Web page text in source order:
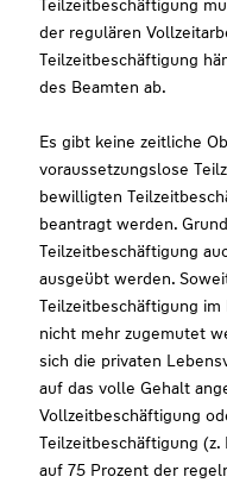
Teilzeitbeschäftigung
der regulären
Teilzeitbeschäftigung
des Beamten ab.
Es gibt keine zeitliche
voraussetzungslose
bewilligten
beantragt werden.
Teilzeitbeschäftigung
ausgeübt werden.
Teilzeitbeschäftigung
nicht mehr zugemutet
sich die privaten
auf das volle Gehalt
Vollzeitbeschäftigung
Teilzeitbeschäftigung
auf 75 Prozent der